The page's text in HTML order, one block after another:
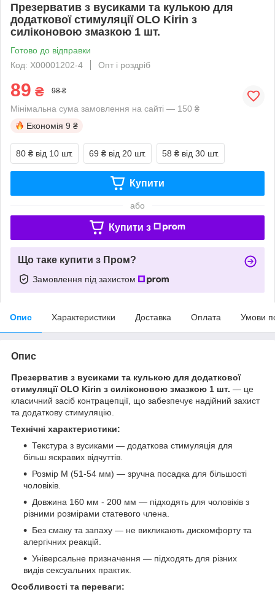
Презерватив з вусиками та кулькою для
додаткової стимуляції OLO Kirin з
силіконовою змазкою 1 шт.
Готово до відправки
Код: X00001202-4
Опт і роздріб
89 ₴ 98 ₴
Мінімальна сума замовлення на сайті — 150 ₴
Економія 9 ₴
80 ₴ від 10 шт. 69 ₴ від 20 шт. 58 ₴ від 30 шт.
Купити
або
Купити з
Що таке купити з Пром?
Замовлення під захистом
Опис Характеристики Доставка Оплата Умови
Опис
Презерватив з вусиками та кулькою для додаткової
стимуляції OLO Kirin з силіконовою змазкою 1 шт. — це
класичний засіб контрацепції, що забезпечує надійний захист
та додаткову стимуляцію.
Технічні характеристики:
Текстура з вусиками — додаткова стимуляція для
більш яскравих відчуттів.
Розмір M (51-54 мм) — зручна посадка для більшості
чоловіків.
Довжина 160 мм - 200 мм — підходять для чоловіків з
різними розмірами статевого члена.
Без смаку та запаху — не викликають дискомфорту та
алергічних реакцій.
Універсальне призначення — підходять для різних
видів сексуальних практик.
Особливості та переваги: